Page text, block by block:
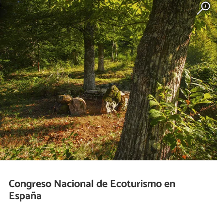
Congreso Nacional de Ecoturismo en
España